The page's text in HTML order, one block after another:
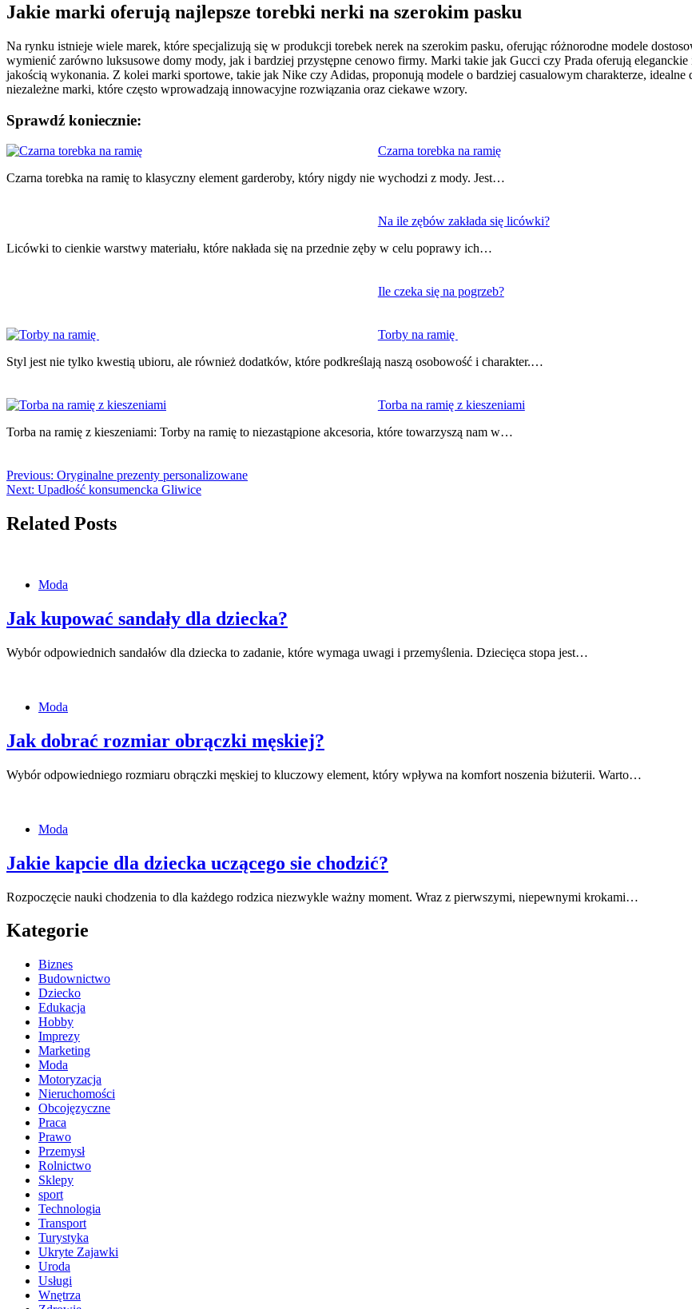
Jakie marki oferują najlepsze torebki nerki na szerokim pasku
Na rynku istnieje wiele marek, które specjalizują się w produkcji torebek nerek na szerokim pasku, oferując różnorodne modele
wymienić zarówno luksusowe domy mody, jak i bardziej przystępne cenowo firmy. Marki takie jak Gucci czy Prada oferują
jakością wykonania. Z kolei marki sportowe, takie jak Nike czy Adidas, proponują modele o bardziej casualowym charakterze,
niezależne marki, które często wprowadzają innowacyjne rozwiązania oraz ciekawe wzory.
Sprawdź koniecznie:
Czarna torebka na ramię
Czarna torebka na ramię to klasyczny element garderoby, który nigdy nie wychodzi z mody. Jest…
Na ile zębów zakłada się licówki?
Licówki to cienkie warstwy materiału, które nakłada się na przednie zęby w celu poprawy ich…
Ile czeka się na pogrzeb?
Torby na ramię
Styl jest nie tylko kwestią ubioru, ale również dodatków, które podkreślają naszą osobowość i charakter.…
Torba na ramię z kieszeniami
Torba na ramię z kieszeniami: Torby na ramię to niezastąpione akcesoria, które towarzyszą nam w…
Nawigacja
wpisu
Previous: Oryginalne prezenty personalizowane
Next: Upadłość konsumencka Gliwice
Related Posts
Moda
Jak kupować sandały dla dziecka?
Wybór odpowiednich sandałów dla dziecka to zadanie, które wymaga uwagi i przemyślenia. Dziecięca stopa jest…
Moda
Jak dobrać rozmiar obrączki męskiej?
Wybór odpowiedniego rozmiaru obrączki męskiej to kluczowy element, który wpływa na komfort noszenia biżuterii. Warto…
Moda
Jakie kapcie dla dziecka uczącego sie chodzić?
Rozpoczęcie nauki chodzenia to dla każdego rodzica niezwykle ważny moment. Wraz z pierwszymi, niepewnymi krokami…
Kategorie
Biznes
Budownictwo
Dziecko
Edukacja
Hobby
Imprezy
Marketing
Moda
Motoryzacja
Nieruchomości
Obcojęzyczne
Praca
Prawo
Przemysł
Rolnictwo
Sklepy
sport
Technologia
Transport
Turystyka
Ukryte Zajawki
Uroda
Usługi
Wnętrza